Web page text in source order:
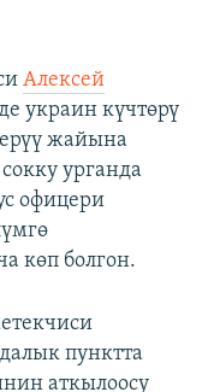
Алексей
украин күчтөрү
жайына
урганда
офицери
көп болгон.
пунктта
аткылоосу